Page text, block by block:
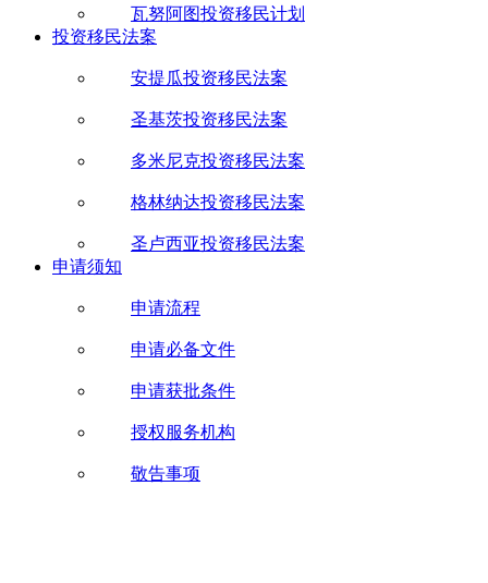
瓦努阿图投资移民计划
投资移民法案
安提瓜投资移民法案
圣基茨投资移民法案
多米尼克投资移民法案
格林纳达投资移民法案
圣卢西亚投资移民法案
申请须知
申请流程
申请必备文件
申请获批条件
授权服务机构
敬告事项